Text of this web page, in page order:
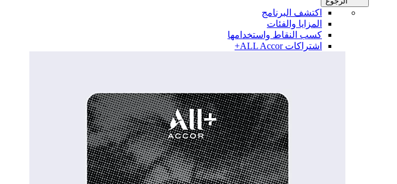
اكتشف البرنامج
المزايا والفئات
كسب النقاط واستخدامها
اشتراكات ALL Accor+